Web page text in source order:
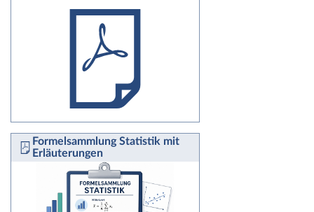
Formelsammlung Statistik mit
Erläuterungen